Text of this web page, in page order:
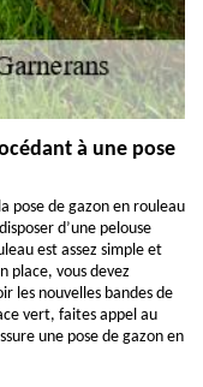
à une pose
pose de gazon en rouleau
d’une pelouse
est assez simple et
place, vous devez
les nouvelles bandes de
vert, faites appel au
une pose de gazon en